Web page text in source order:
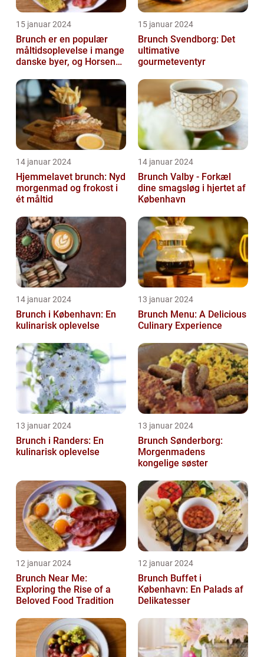
15 januar 2024
Brunch er en populær
måltidsoplevelse i mange
danske byer, og Horsens
15 januar 2024
Brunch Svendborg: Det
ultimative
gourmeteventyr
14 januar 2024
Hjemmelavet brunch: Nyd
morgenmad og frokost i
ét måltid
14 januar 2024
Brunch Valby - Forkæl
dine smagsløg i hjertet af
København
14 januar 2024
Brunch i København: En
kulinarisk oplevelse
13 januar 2024
Brunch Menu: A Delicious
Culinary Experience
13 januar 2024
Brunch i Randers: En
kulinarisk oplevelse
13 januar 2024
Brunch Sønderborg:
Morgenmadens
kongelige søster
12 januar 2024
Brunch Near Me:
Exploring the Rise of a
Beloved Food Tradition
12 januar 2024
Brunch Buffet i
København: En Palads af
Delikatesser